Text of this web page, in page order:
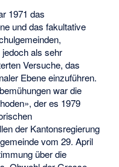
1971 das
und das fakultative
als sehr
Versuche, das
Ebene einzuführen.
war die
der es 1979
der Kantonsregierung
vom 29. April
über die